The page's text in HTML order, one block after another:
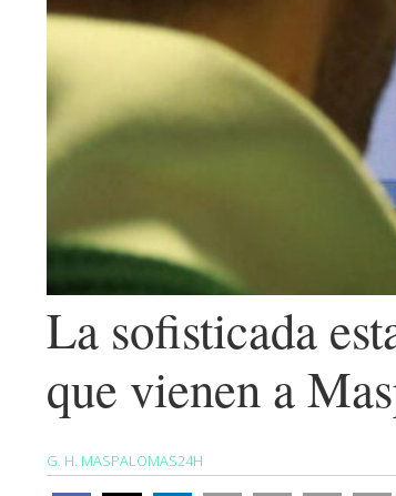
La sofisticada
que vienen a
G. H. MASPALOMAS24H